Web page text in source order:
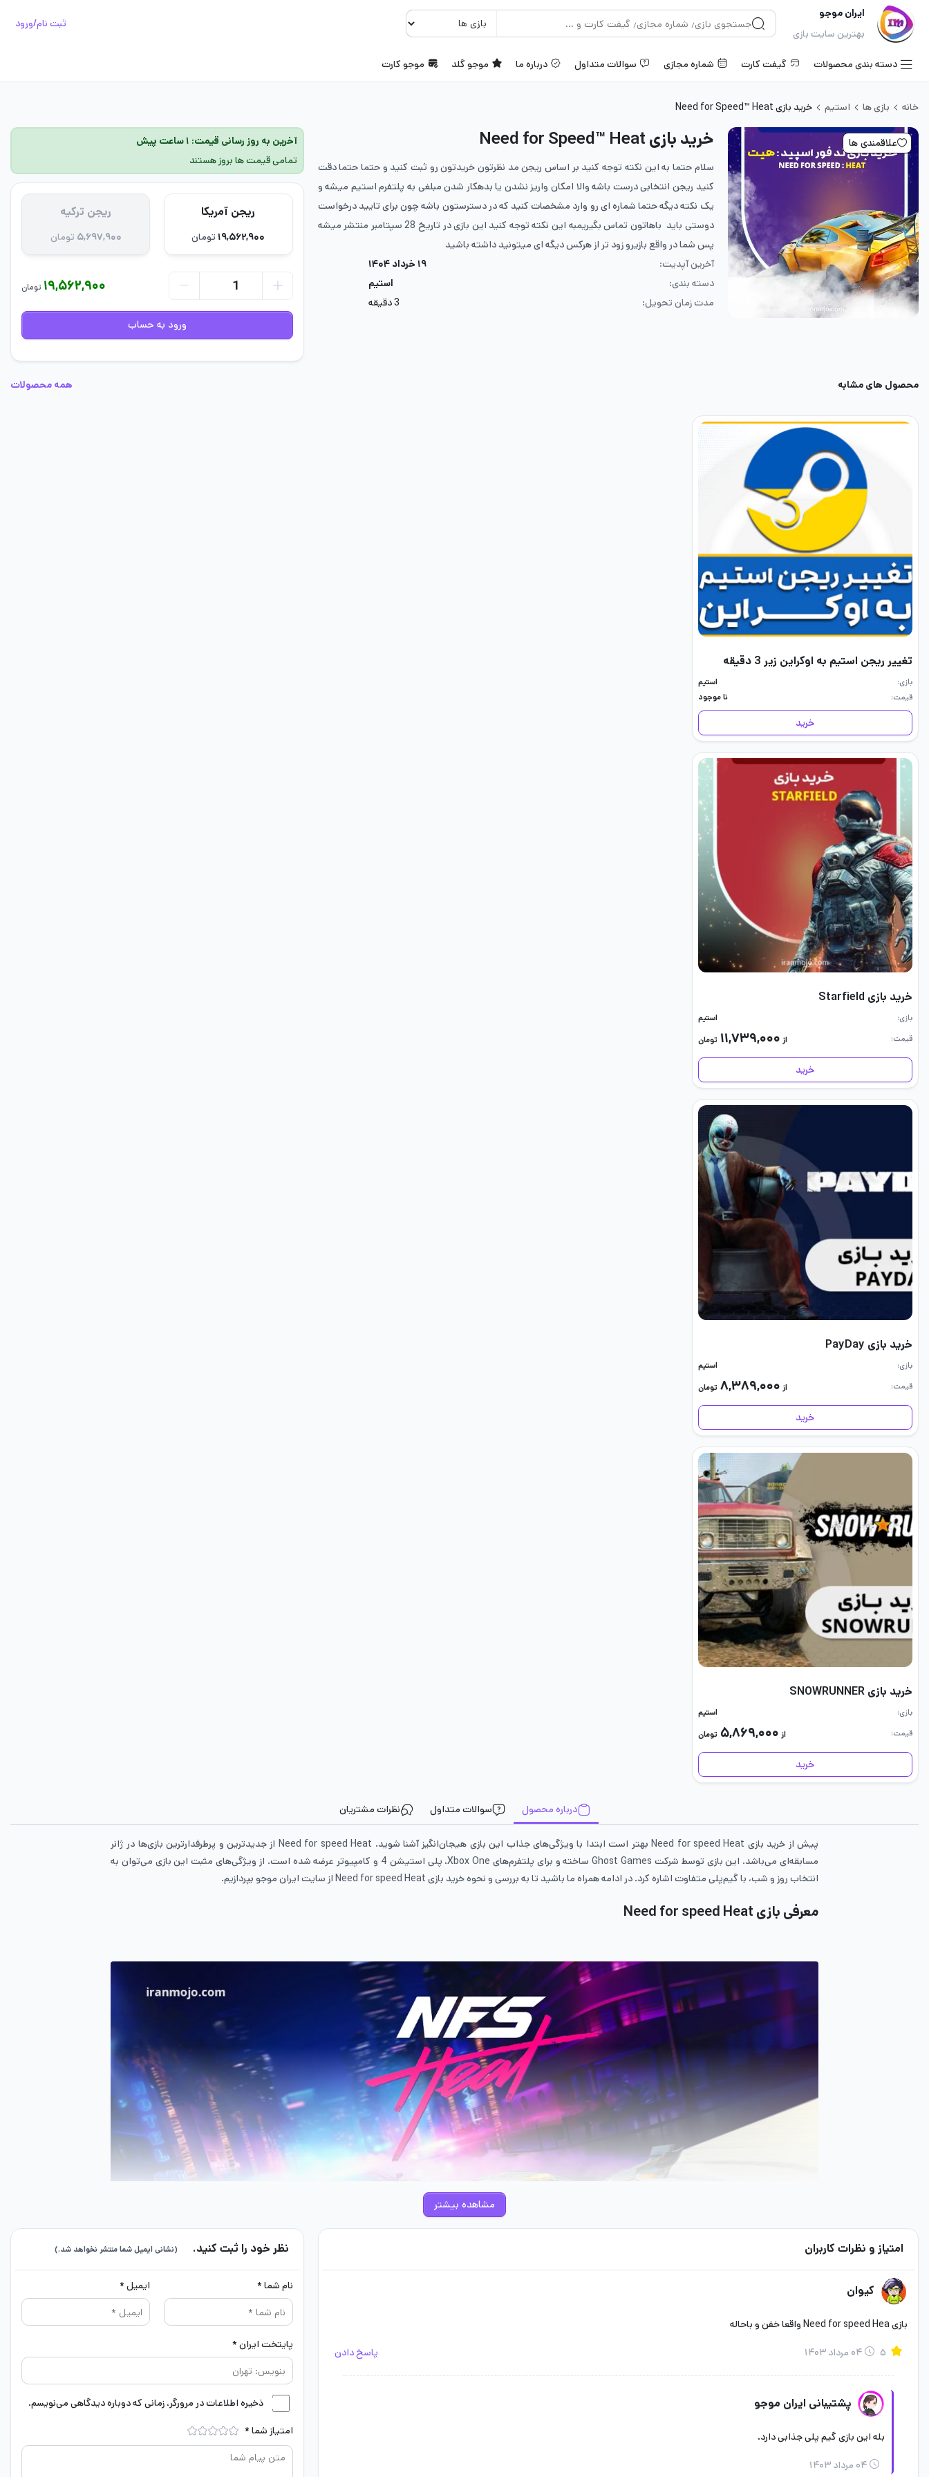
ایران موجو
بهترین سایت بازی
ثبت نام/ورود
دسته بندی محصولات گیفت کارت شماره مجازی سوالات متداول درباره ما موجو گلد موجو کارت
خانه بازی ها استیم خرید بازی Need for Speed™ Heat
علاقمندی ها خرید بازی Need for Speed™ Heat
سلام حتما به این نکته توجه کنید بر اساس ریجن مد نظرتون خریدتون رو ثبت کنید و حتما حتما دقت
کنید ریجن انتخابی درست باشه والا امکان واریز نشدن یا بدهکار شدن مبلغی به پلتفرم استیم میشه و
یک نکته دیگه حتما شماره ای رو وارد مشخصات کنید که در دسترستون باشه چون برای تایید درخواست
دوستی باید باهاتون تماس بگیریمبه این نکته توجه کنید این بازی در تاریخ 28 سپتامبر منتشر میشه
پس شما در واقع بازیرو زود تر از هرکس دیگه ای میتونید داشته باشید
آخرین آپدیت:
۱۹ خرداد ۱۴۰۴
دسته بندی:
استیم
مدت زمان تحویل:
3 دقیقه
آخرین به روز رسانی قیمت: ۱ ساعت پیش
تمامی قیمت ها بروز هستند
ریجن آمریکا
۱۹,۵۶۲,۹۰۰تومان
ریجن ترکیه
۵,۶۹۷,۹۰۰ تومان
۱۹,۵۶۲,۹۰۰ تومان
ورود به حساب
محصول های مشابه همه محصولات
تغییر ریجن استیم به اوکراین زیر 3 دقیقه
بازی
استیم
قیمت
نا موجود
خرید
خرید بازی Starfield
بازی
استیم
قیمت
از ۱۱,۷۳۹,۰۰۰ تومان
خرید
خرید بازی PayDay
بازی
استیم
قیمت
از ۸,۳۸۹,۰۰۰ تومان
خرید
خرید بازی SNOWRUNNER
بازی
استیم
قیمت
از ۵,۸۶۹,۰۰۰ تومان
خرید
درباره محصول سوالات متداول نظرات مشتریان
پیش از خرید بازی Need for speed Heat بهتر است ابتدا با ویژگی‌های جذاب این بازی هیجان‌انگیز آشنا شوید. Need for speed Heat از جدیدترین و پرطرفدارترین بازی‌ها در ژانر
مسابقه‌ای می‌باشد. این بازی توسط شرکت Ghost Games ساخته و برای پلتفرم‌های Xbox One، پلی استیشن 4 و کامپیوتر عرضه شده است. از ویژگی‌های مثبت این بازی می‌توان به
انتخاب روز و شب، با گیم‌پلی متفاوت اشاره کرد. در ادامه همراه ما باشید تا به بررسی و نحوه خرید بازی Need for speed Heat از سایت ایران موجو بپردازیم.
معرفی بازی Need for speed Heat
در Need for speed Heat شما به عنوان یک بازیکن وارد شهر خیالی پالم سیتی می‌شوید تا در مسابقات Speedhunter Showdown این شهر شرکت کنید. افسر پلیس، فرانک مرسر
وظیفه دارد به تعقیب رانندگانی که در این مسابقات شرکت کرده‌اند بپردازد و با آن‌ها برخورد کند.
Forza Horizon 5 – Standard Editionرا پیشنهاد می‌دهیم‌.
در ابتدا شما باید شخصیت مورد نظر خود را از میان کاراکترهایی که در اختیارتان قرار گرفته است، انتخاب کنید. نکته مثبت این است که شخصیت‌های موجود در بازی از تنوع بالایی
مشاهده بیشتر
نظر خود را ثبت کنید. (نشانی ایمیل شما منتشر نخواهد شد.)
نام شما * ایمیل *
پایتخت ایران *
ذخیره اطلاعات در مرورگر، زمانی که دوباره دیدگاهی می‌نویسم.
امتیاز شما*
امتیاز و نظرات کاربران
کیوان
بازی Need for speed Hea واقعا خفن و باحاله
۰۴ مرداد ۱۴۰۳ پاسخ دادن
پشتیبانی ایران موجو
بله این بازی گیم پلی جذابی دارد.
۰۴ مرداد ۱۴۰۳